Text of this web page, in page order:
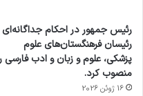
رئیس جمهور در احکام جداگانه‌ای
رئیسان فرهنگستان‌های علوم
پزشکی، علوم و زبان و ادب فارسی
منصوب کرد.
16 ژوئن 2026